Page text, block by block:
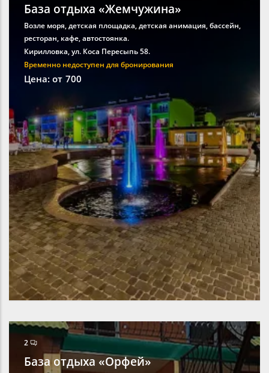
База отдыха «Жемчужина»
Возле моря, детская площадка, детская анимация, бассейн,
ресторан, кафе, автостоянка.
Кирилловка, ул. Коса Пересыпь 58.
Временно недоступен для бронирования
Цена: от 700
2
База отдыха «Орфей»